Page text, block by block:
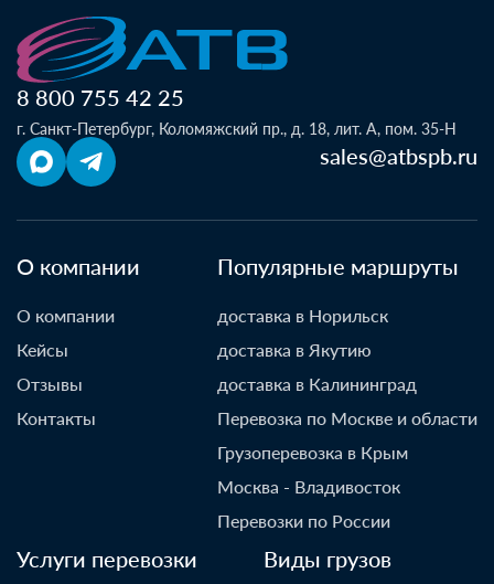
8 800 755 42 25
г. Санкт-Петербург, Коломяжский пр., д. 18, лит. А, пом. 35-Н
sales@atbspb.ru
О компании
О компании
Кейсы
Отзывы
Контакты
Популярные маршруты
доставка в Норильск
доставка в Якутию
доставка в Калининград
Перевозка по Москве и области
Грузоперевозка в Крым
Москва - Владивосток
Перевозки по России
Услуги перевозки Виды грузов